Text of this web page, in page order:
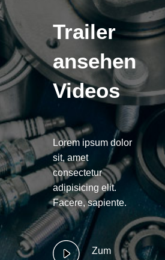
Trailer
ansehen
Videos
Lorem ipsum dolor
sit, amet
consectetur
adipisicing elit.
Facere, sapiente.
Zum